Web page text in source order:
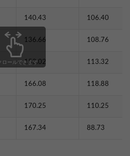
140.43 106.40
136.66 108.76
153.02 113.32
166.08 118.88
170.25 110.25
167.34 88.73
ロールできます